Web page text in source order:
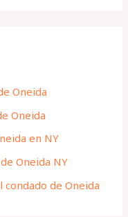
Oneida
Oneida
en NY
Oneida NY
de Oneida